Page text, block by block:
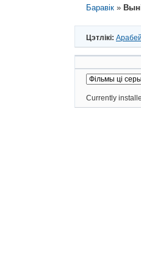
Баравік »
Цэтлікі: Арабей
Currently